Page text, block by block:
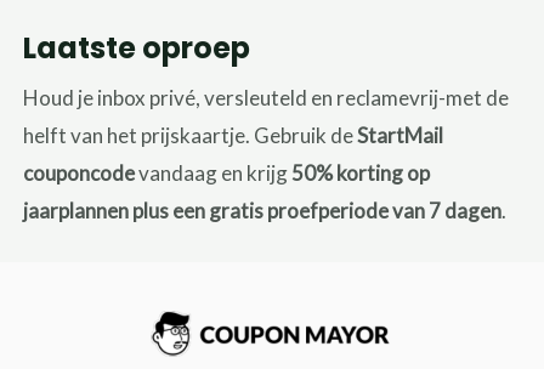
Laatste oproep
Houd je inbox privé, versleuteld en reclamevrij-met de
helft van het prijskaartje. Gebruik deStartMail
couponcodevandaag en krijg50% korting op
jaarplannen plus een gratis proefperiode van 7 dagen.